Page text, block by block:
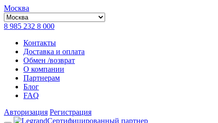
Москва
8 985 232 8 000
Контакты
Доставка и оплата
Обмен /возврат
О компании
Партнерам
Блог
FAQ
Авторизация Регистрация
Сертифицированный партнер